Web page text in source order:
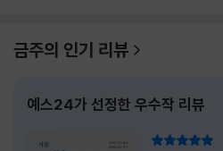
금주의 인기 리뷰
예스24가 선정한 우수작 리뷰